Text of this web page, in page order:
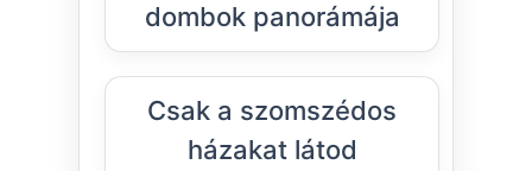
dombok panorámája
Csak a szomszédos
házakat látod